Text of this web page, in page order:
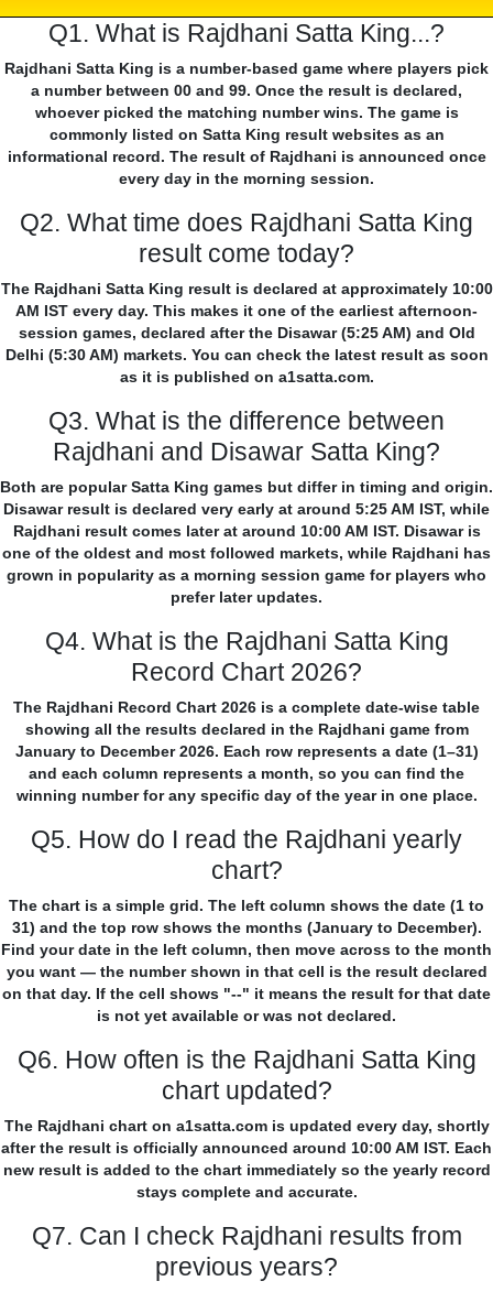
Q1. What is Rajdhani Satta King...?
Rajdhani Satta King is a number-based game where players pick
a number between 00 and 99. Once the result is declared,
whoever picked the matching number wins. The game is
commonly listed on Satta King result websites as an
informational record. The result of Rajdhani is announced once
every day in the morning session.
Q2. What time does Rajdhani Satta King
result come today?
The Rajdhani Satta King result is declared at approximately 10:00
AM IST every day. This makes it one of the earliest afternoon-
session games, declared after the Disawar (5:25 AM) and Old
Delhi (5:30 AM) markets. You can check the latest result as soon
as it is published on a1satta.com.
Q3. What is the difference between
Rajdhani and Disawar Satta King?
Both are popular Satta King games but differ in timing and origin.
Disawar result is declared very early at around 5:25 AM IST, while
Rajdhani result comes later at around 10:00 AM IST. Disawar is
one of the oldest and most followed markets, while Rajdhani has
grown in popularity as a morning session game for players who
prefer later updates.
Q4. What is the Rajdhani Satta King
Record Chart 2026?
The Rajdhani Record Chart 2026 is a complete date-wise table
showing all the results declared in the Rajdhani game from
January to December 2026. Each row represents a date (1–31)
and each column represents a month, so you can find the
winning number for any specific day of the year in one place.
Q5. How do I read the Rajdhani yearly
chart?
The chart is a simple grid. The left column shows the date (1 to
31) and the top row shows the months (January to December).
Find your date in the left column, then move across to the month
you want — the number shown in that cell is the result declared
on that day. If the cell shows "--" it means the result for that date
is not yet available or was not declared.
Q6. How often is the Rajdhani Satta King
chart updated?
The Rajdhani chart on a1satta.com is updated every day, shortly
after the result is officially announced around 10:00 AM IST. Each
new result is added to the chart immediately so the yearly record
stays complete and accurate.
Q7. Can I check Rajdhani results from
previous years?